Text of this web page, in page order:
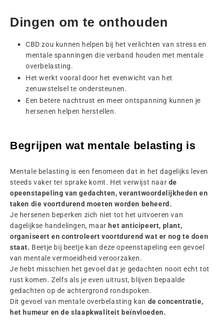
Dingen om te onthouden
CBD zou kunnen helpen bij het verlichten van stress en
mentale spanningen die verband houden met mentale
overbelasting.
Het werkt vooral door het evenwicht van het
zenuwstelsel te ondersteunen.
Een betere nachtrust en meer ontspanning kunnen je
hersenen helpen herstellen.
Begrijpen wat mentale belasting is
Mentale belasting is een fenomeen dat in het dagelijks leven
steeds vaker ter sprake komt. Het verwijst naar de
opeenstapeling van gedachten, verantwoordelijkheden en
taken die voortdurend moeten worden beheerd.
Je hersenen beperken zich niet tot het uitvoeren van
dagelijkse handelingen, maar het anticipeert, plant,
organiseert en controleert voortdurend wat er nog te doen
staat. Beetje bij beetje kan deze opeenstapeling een gevoel
van mentale vermoeidheid veroorzaken.
Je hebt misschien het gevoel dat je gedachten nooit echt tot
rust komen. Zelfs als je even uitrust, blijven bepaalde
gedachten op de achtergrond rondspoken.
Dit gevoel van mentale overbelasting kan de concentratie,
het humeur en de slaapkwaliteit beïnvloeden.